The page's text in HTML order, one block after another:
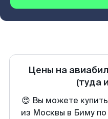
Цены на
(туда
😍 Вы можете
из Москвы в Биму